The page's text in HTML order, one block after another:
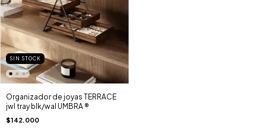
SIN STOCK
Organizador de joyas TERRACE
jwl tray blk/wal UMBRA ®
$142.000